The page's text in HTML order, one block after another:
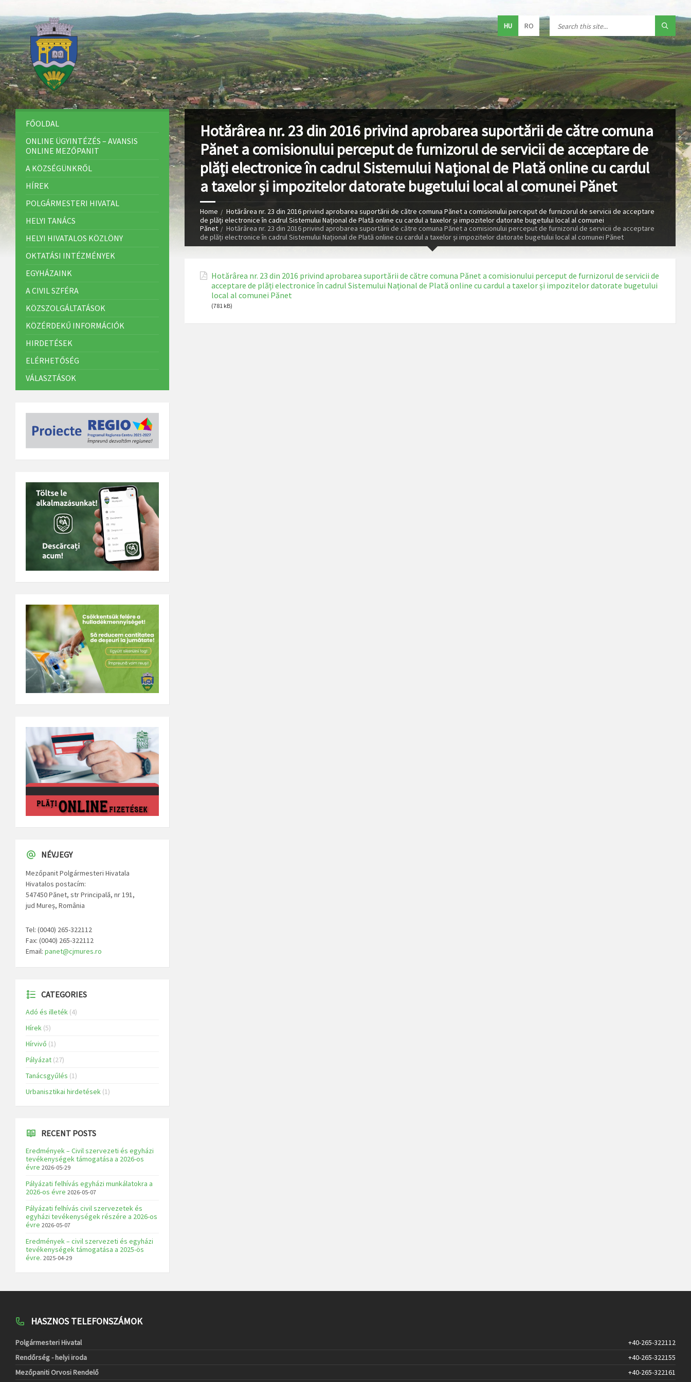
HU RO
Hotărârea nr. 23 din 2016 privind aprobarea suportării de către comuna
Pănet a comisionului perceput de furnizorul de servicii de acceptare de
plăți electronice în cadrul Sistemului Național de Plată online cu cardul
a taxelor și impozitelor datorate bugetului local al comunei Pănet
Home
Hotărârea nr. 23 din 2016 privind aprobarea suportării de către comuna Pănet a comisionului perceput de furnizorul de servicii de acceptare
de plăți electronice în cadrul Sistemului Național de Plată online cu cardul a taxelor și impozitelor datorate bugetului local al comunei
Pănet
Hotărârea nr. 23 din 2016 privind aprobarea suportării de către comuna Pănet a comisionului perceput de furnizorul de servicii de acceptare
de plăți electronice în cadrul Sistemului Național de Plată online cu cardul a taxelor și impozitelor datorate bugetului local al comunei Pănet
Hotărârea nr. 23 din 2016 privind aprobarea suportării de către comuna Pănet a comisionului perceput de furnizorul de servicii de
acceptare de plăți electronice în cadrul Sistemului Național de Plată online cu cardul a taxelor și impozitelor datorate bugetului
local al comunei Pănet
(781 kB)
FŐOLDAL
ONLINE ÜGYINTÉZÉS – AVANSIS
ONLINE MEZŐPANIT
A KÖZSÉGÜNKRŐL
HÍREK
POLGÁRMESTERI HIVATAL
HELYI TANÁCS
HELYI HIVATALOS KÖZLÖNY
OKTATÁSI INTÉZMÉNYEK
EGYHÁZAINK
A CIVIL SZFÉRA
KÖZSZOLGÁLTATÁSOK
KÖZÉRDEKŰ INFORMÁCIÓK
HIRDETÉSEK
ELÉRHETŐSÉG
VÁLASZTÁSOK
NÉVJEGY
Mezőpanit Polgármesteri Hivatala
Hivatalos postacím:
547450 Pănet, str Principală, nr 191,
jud Mureș, România
Tel: (0040) 265-322112
Fax: (0040) 265-322112
Email: panet@cjmures.ro
CATEGORIES
Adó és illeték (4)
Hírek (5)
Hírvivő (1)
Pályázat (27)
Tanácsgyűlés (1)
Urbanisztikai hirdetések (1)
RECENT POSTS
Eredmények – Civil szervezeti és egyházi
tevékenységek támogatása a 2026-os
évre 2026-05-29
Pályázati felhívás egyházi munkálatokra a
2026-os évre 2026-05-07
Pályázati felhívás civil szervezetek és
egyházi tevékenységek részére a 2026-os
évre 2026-05-07
Eredmények – civil szervezeti és egyházi
tevékenységek támogatása a 2025-ös
évre. 2025-04-29
HASZNOS TELEFONSZÁMOK
Polgármesteri Hivatal
+40-265-322112
Rendőrség - helyi iroda
+40-265-322155
Mezőpaniti Orvosi Rendelő
+40-265-322161